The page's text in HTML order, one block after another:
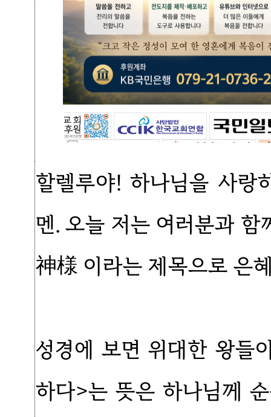
할렐루야! 하나님을 사랑
멘. 오늘 저는 여러분과
神様 이라는 제목으로 은
성경에 보면 위대한 왕들
하다>는 뜻은 하나님께